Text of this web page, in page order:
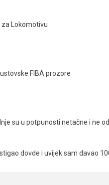
Lokomotivu
FIBA prozore
su u potpunosti netačne i ne
dovde i uvijek sam davao